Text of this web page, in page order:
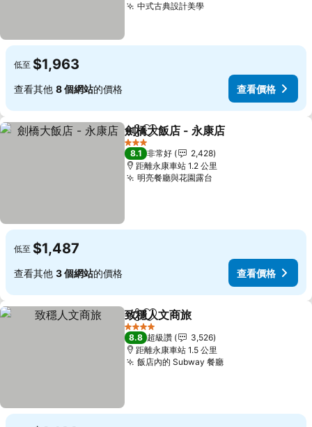
中式古典設計美學
低至 $1,963
查看其他 8 個網站的價格 查看價格
分享 加入我的最愛
劍橋大飯店 - 永康店
3 星級
8.1 非常好
2,428
距離永康車站 1.2 公里
明亮餐廳與花園露台
低至 $1,487
查看其他 3 個網站的價格 查看價格
分享 加入我的最愛
致穩人文商旅
4 星級
8.8 超級讚
3,526
距離永康車站 1.5 公里
飯店內的 Subway 餐廳